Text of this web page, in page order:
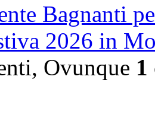
Bagnanti
2026 in
Ovunque 1